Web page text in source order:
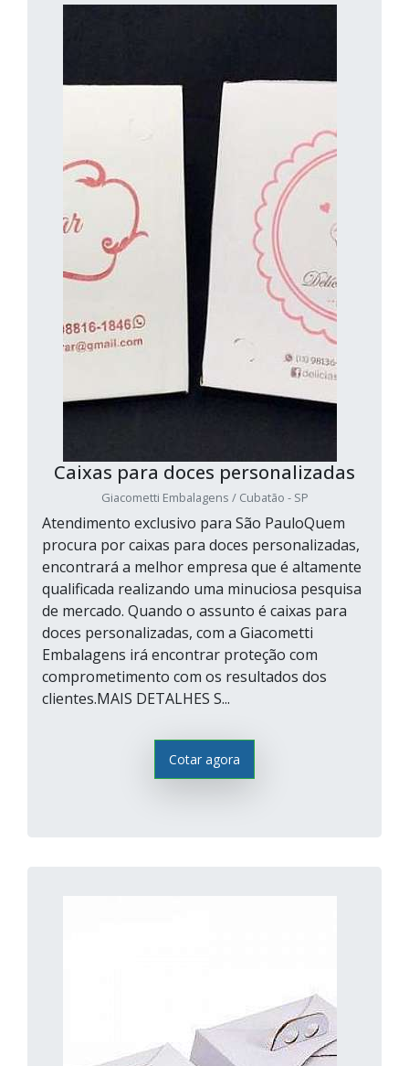
Caixas para doces personalizadas
Giacometti Embalagens / Cubatão - SP
Atendimento exclusivo para São PauloQuem
procura por caixas para doces personalizadas,
encontrará a melhor empresa que é altamente
qualificada realizando uma minuciosa pesquisa
de mercado. Quando o assunto é caixas para
doces personalizadas, com a Giacometti
Embalagens irá encontrar proteção com
comprometimento com os resultados dos
clientes.MAIS DETALHES S...
Cotar agora